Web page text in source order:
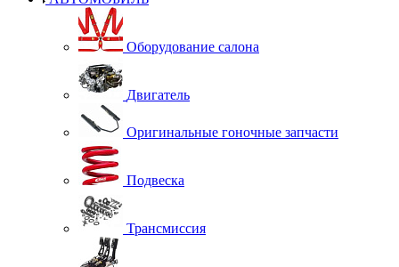
Оборудование салона
Двигатель
Оригинальные гоночные запчасти
Подвеска
Трансмиссия